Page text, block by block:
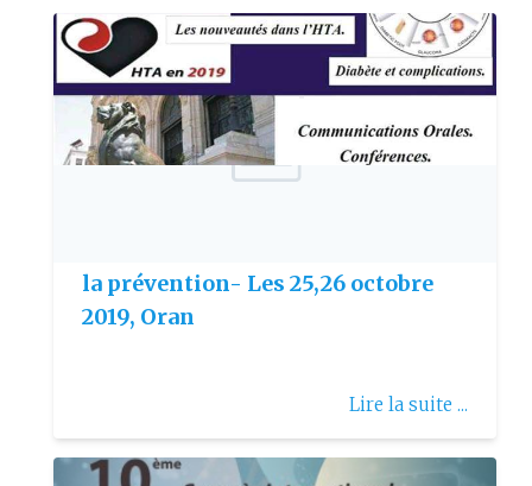
la prévention- Les 25,26 octobre
2019, Oran
Lire la suite ...